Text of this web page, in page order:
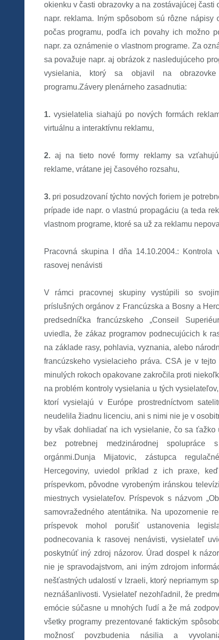
okienku v časti obrazovky a na zostávajúcej časti
napr. reklama. Iným spôsobom sú rôzne nápisy
počas programu, podľa ich povahy ich možno
napr. za oznámenie o vlastnom programe. Za
sa považuje napr. aj obrázok z nasledujúceho
vysielania, ktorý sa objavil na
programu.Závery plenárneho zasadnutia:
1.vysielatelia siahajú po nových formách
virtuálnu a interaktívnu reklamu,
2.aj na tieto nové formy reklamy sa vzťahujú
reklame, vrátane jej časového rozsahu,
3.pri posudzovaní týchto nových foriem je
prípade ide napr. o vlastnú propagáciu (a teda
vlastnom programe, ktoré sa už za reklamu
Pracovná skupina I dňa 14.10.2004.: Kontrola
rasovej nenávisti
V rámci pracovnej skupiny vystúpili so
príslušných orgánov z Francúzska a Bosny a
predsedníčka francúzskeho „Conseil
uviedla, že zákaz programov podnecujúcich k
na základe rasy, pohlavia, vyznania, alebo
francúzskeho vysielacieho práva. CSA je v
minulých rokoch opakovane zakročila proti
na problém kontroly vysielania u tých
ktorí vysielajú v Európe prostredníctvom
neudelila žiadnu licenciu, ani s nimi nie je v
by však dohliadať na ich vysielanie, čo sa ťažko
bez potrebnej medzinárodnej spolupráce
orgánmi.Dunja Mijatovic, zástupca
Hercegoviny, uviedol príklad z ich praxe,
príspevkom, pôvodne vyrobeným iránskou
miestnych vysielateľov. Príspevok s názvom
samovražedného atentátnika. Na upozornenie
príspevok mohol porušiť ustanovenia
podnecovania k rasovej nenávisti, vysielateľ
poskytnúť iný zdroj názorov. Úrad dospel k
nie je spravodajstvom, ani iným zdrojom
nešťastných udalostí v Izraeli, ktorý nepriamym
neznášanlivosti. Vysielateľ nezohľadnil, že
emócie súčasne u mnohých ľudí a že má
všetky programy prezentované faktickým
možnosť povzbudenia násilia a